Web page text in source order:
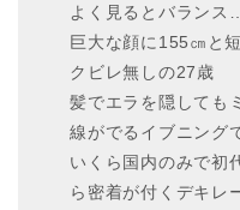
よく見るとバランス
巨大な顔に155㎝と
クビレ無しの27歳
髪でエラを隠しても
線がでるイブニング
いくら国内のみで初
ら密着が付くデキレ